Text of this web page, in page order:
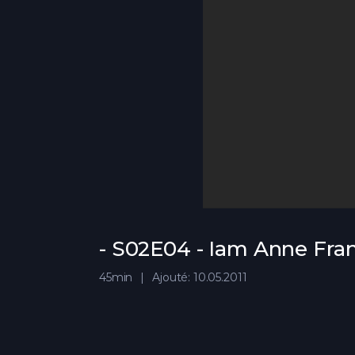
- S02E04 - Iam Anne
45min Ajouté: 10.05.2011